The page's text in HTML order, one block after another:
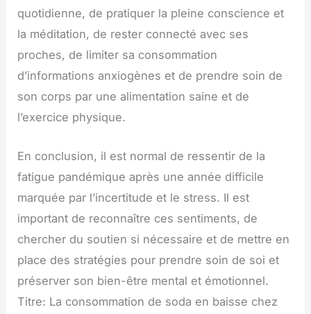
quotidienne, de pratiquer la pleine conscience et
la méditation, de rester connecté avec ses
proches, de limiter sa consommation
d’informations anxiogènes et de prendre soin de
son corps par une alimentation saine et de
l’exercice physique.
En conclusion, il est normal de ressentir de la
fatigue pandémique après une année difficile
marquée par l’incertitude et le stress. Il est
important de reconnaître ces sentiments, de
chercher du soutien si nécessaire et de mettre en
place des stratégies pour prendre soin de soi et
préserver son bien-être mental et émotionnel.
Titre: La consommation de soda en baisse chez